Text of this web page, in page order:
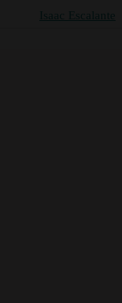
Isaac Escalante